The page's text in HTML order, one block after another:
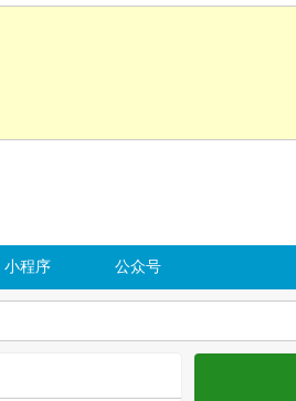
小程序 公众号